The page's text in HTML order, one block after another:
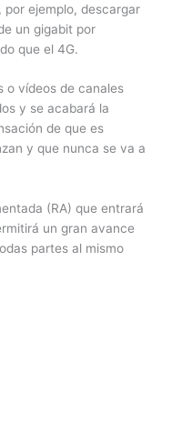
por ejemplo, descargar
un gigabit por
que el 4G.
o vídeos de canales
y se acabará la
de que es
y que nunca se va a
(RA) que entrará
un gran avance
partes al mismo